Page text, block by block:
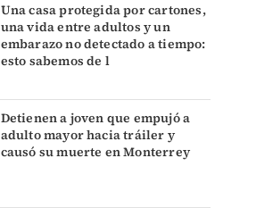
Una casa protegida por cartones,
una vida entre adultos y un
embarazo no detectado a tiempo:
esto sabemos de l
Detienen a joven que empujó a
adulto mayor hacia tráiler y
causó su muerte en Monterrey